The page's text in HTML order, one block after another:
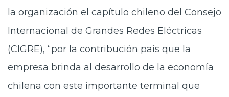
la organización el capítulo chileno del Consejo
Internacional de Grandes Redes Eléctricas
(CIGRE), “por la contribución país que la
empresa brinda al desarrollo de la economía
chilena con este importante terminal que